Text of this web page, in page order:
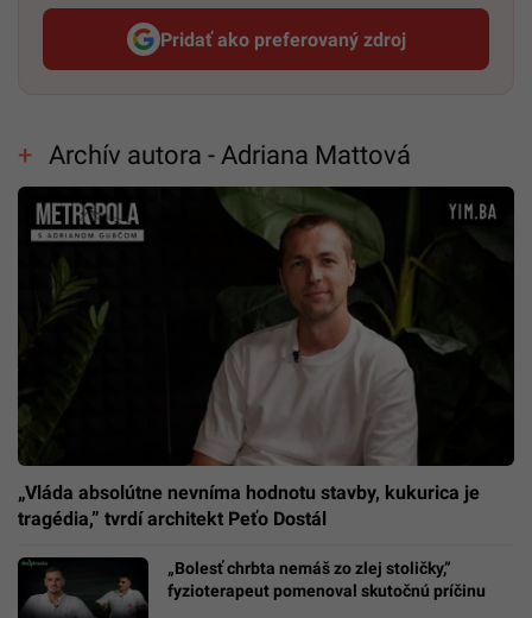
Pridať ako preferovaný zdroj
Startitup, odkaz sa otvorí v
Archív autora - Adriana Mattová
„Vláda absolútne nevníma hodnotu stavby, kukurica je
tragédia,” tvrdí architekt Peťo Dostál
„Bolesť chrbta nemáš zo zlej stoličky,”
fyzioterapeut pomenoval skutočnú príčinu